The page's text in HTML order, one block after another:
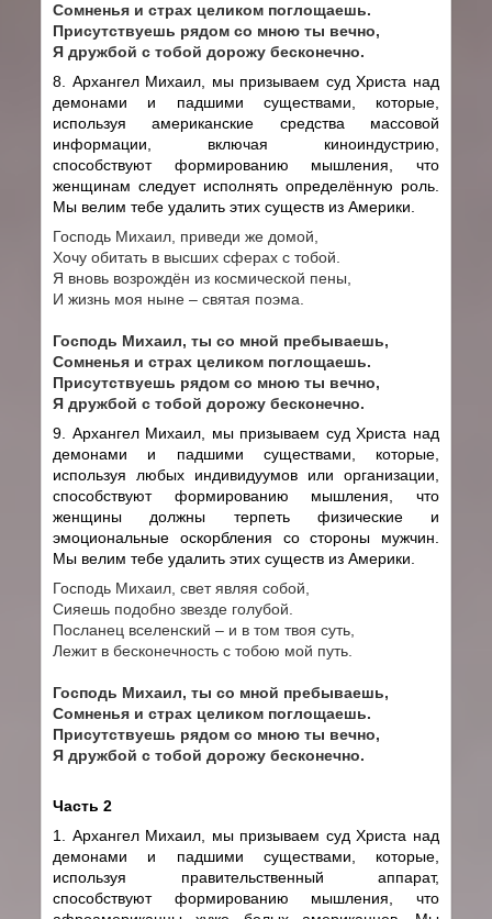
Сомненья и страх целиком поглощаешь.
Присутствуешь рядом со мною ты вечно,
Я дружбой с тобой дорожу бесконечно.
8. Архангел Михаил, мы призываем суд Христа над
демонами и падшими существами, которые,
используя американские средства массовой
информации, включая киноиндустрию,
способствуют формированию мышления, что
женщинам следует исполнять определённую роль.
Мы велим тебе удалить этих существ из Америки.
Господь Михаил, приведи же домой,
Хочу обитать в высших сферах с тобой.
Я вновь возрождён из космической пены,
И жизнь моя ныне – святая поэма.
Господь Михаил, ты со мной пребываешь,
Сомненья и страх целиком поглощаешь.
Присутствуешь рядом со мною ты вечно,
Я дружбой с тобой дорожу бесконечно.
9. Архангел Михаил, мы призываем суд Христа над
демонами и падшими существами, которые,
используя любых индивидуумов или организации,
способствуют формированию мышления, что
женщины должны терпеть физические и
эмоциональные оскорбления со стороны мужчин.
Мы велим тебе удалить этих существ из Америки.
Господь Михаил, свет являя собой,
Сияешь подобно звезде голубой.
Посланец вселенский – и в том твоя суть,
Лежит в бесконечность с тобою мой путь.
Господь Михаил, ты со мной пребываешь,
Сомненья и страх целиком поглощаешь.
Присутствуешь рядом со мною ты вечно,
Я дружбой с тобой дорожу бесконечно.
Часть 2
1. Архангел Михаил, мы призываем суд Христа над
демонами и падшими существами, которые,
используя правительственный аппарат,
способствуют формированию мышления, что